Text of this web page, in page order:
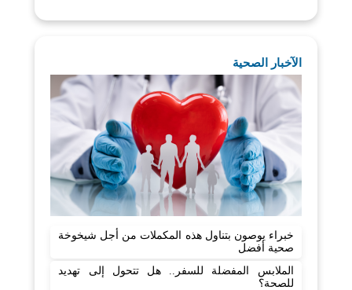
الآخبار الصحية
خبراء يوصون بتناول هذه المكملات من أجل شيخوخة
صحية أفضل
الملابس المفضلة للسفر.. هل تتحول إلى تهديد
للصحة؟